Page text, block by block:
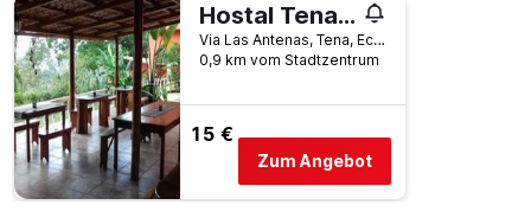
Hostal Tena Ñaui
Via Las Antenas, Tena, Ecuador
0,9 km vom Stadtzentrum
15 €
Zum Angebot